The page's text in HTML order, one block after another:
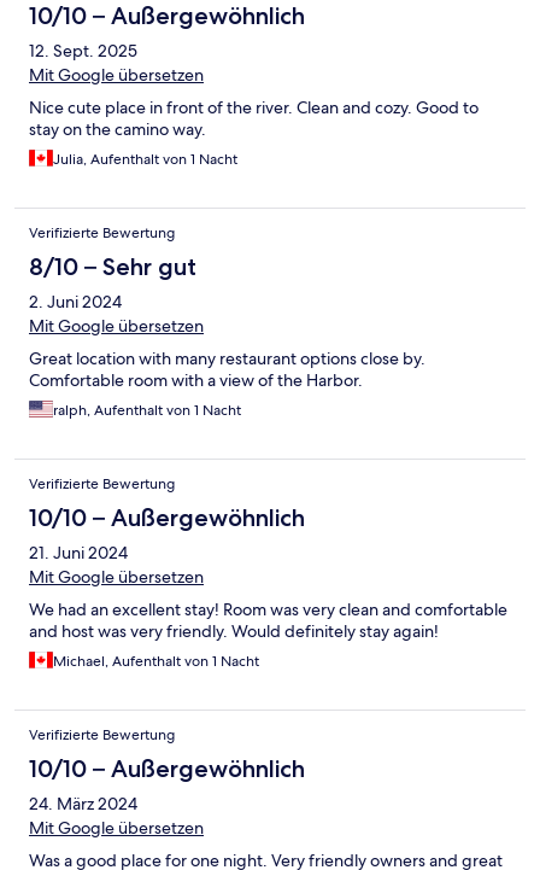
10/10 – Außergewöhnlich
12. Sept. 2025
Mit Google übersetzen
Nice cute place in front of the river. Clean and cozy. Good to
stay on the camino way.
Julia, Aufenthalt von 1 Nacht
Verifizierte Bewertung
8/10 – Sehr gut
2. Juni 2024
Mit Google übersetzen
Great location with many restaurant options close by.
Comfortable room with a view of the Harbor.
ralph, Aufenthalt von 1 Nacht
Verifizierte Bewertung
10/10 – Außergewöhnlich
21. Juni 2024
Mit Google übersetzen
We had an excellent stay! Room was very clean and comfortable
and host was very friendly. Would definitely stay again!
Michael, Aufenthalt von 1 Nacht
Verifizierte Bewertung
10/10 – Außergewöhnlich
24. März 2024
Mit Google übersetzen
Was a good place for one night. Very friendly owners and great